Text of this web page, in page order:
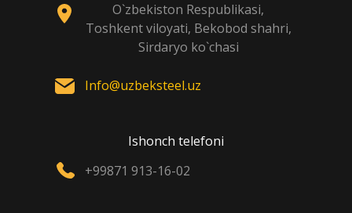
O`zbekiston Respublikasi,
Toshkent viloyati, Bekobod shahri,
Sirdaryo ko`chasi
Info@uzbeksteel.uz
Ishonch telefoni
+99871 913-16-02